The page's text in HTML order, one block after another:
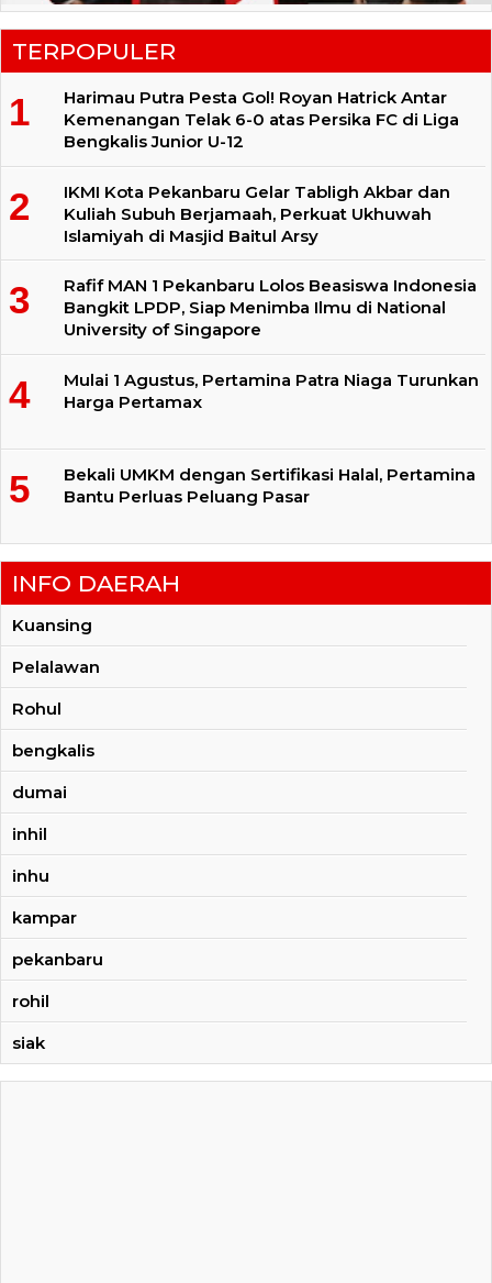
TERPOPULER
Harimau Putra Pesta Gol! Royan Hatrick Antar
Kemenangan Telak 6-0 atas Persika FC di Liga
Bengkalis Junior U-12
IKMI Kota Pekanbaru Gelar Tabligh Akbar dan
Kuliah Subuh Berjamaah, Perkuat Ukhuwah
Islamiyah di Masjid Baitul Arsy
Rafif MAN 1 Pekanbaru Lolos Beasiswa Indonesia
Bangkit LPDP, Siap Menimba Ilmu di National
University of Singapore
Mulai 1 Agustus, Pertamina Patra Niaga Turunkan
Harga Pertamax
Bekali UMKM dengan Sertifikasi Halal, Pertamina
Bantu Perluas Peluang Pasar
INFO DAERAH
Kuansing
Pelalawan
Rohul
bengkalis
dumai
inhil
inhu
kampar
pekanbaru
rohil
siak